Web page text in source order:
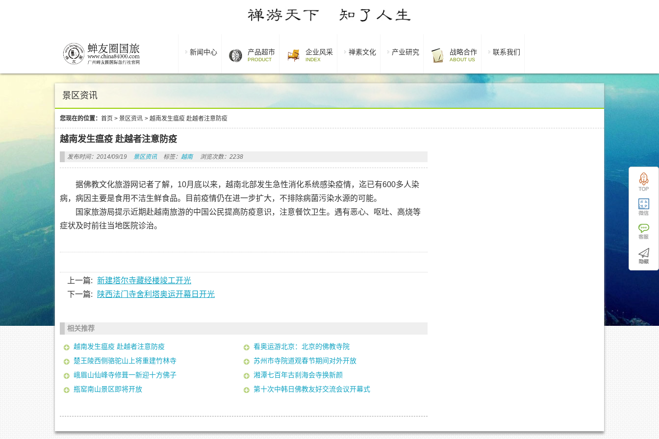
新闻中心 产品超市
PRODUCT
企业风采
INDEX
禅素文化 产业研究 战略合作
ABOUT US
联系我们
景区资讯
您现在的位置： 首页 > 景区资讯 > 越南发生瘟疫 赴越者注意防疫
越南发生瘟疫 赴越者注意防疫
发布时间：2014/09/19 景区资讯 标签： 越南 浏览次数：2238
据佛教文化旅游网记者了解，10月底以来，越南北部发生急性消化系统感染疫情，迄已有600多人染
病，病因主要是食用不洁生鲜食品。目前疫情仍在进一步扩大，不排除病菌污染水源的可能。
国家旅游局提示近期赴越南旅游的中国公民提高防疫意识，注意餐饮卫生。遇有恶心、呕吐、高烧等
症状及时前往当地医院诊治。
上一篇: 新建塔尔寺藏经楼竣工开光
下一篇:
陕西法门寺舍利塔奥运开幕日开光
相关推荐
越南发生瘟疫 赴越者注意防疫
看奥运游北京：北京的佛教寺院
楚王陵西侧骆驼山上将重建竹林寺
苏州市寺院道观春节期间对外开放
峨眉山仙峰寺修葺一新迎十方佛子
湘潭七百年古刹海会寺换新颜
瓶窑南山景区即将开放
第十次中韩日佛教友好交流会议开幕式